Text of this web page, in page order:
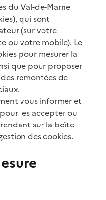
du Val-de-Marne
qui sont
(sur votre
ou votre mobile). Le
pour mesurer la
que pour proposer
remontées de
vous informer et
les accepter ou
sur la boîte
des cookies.